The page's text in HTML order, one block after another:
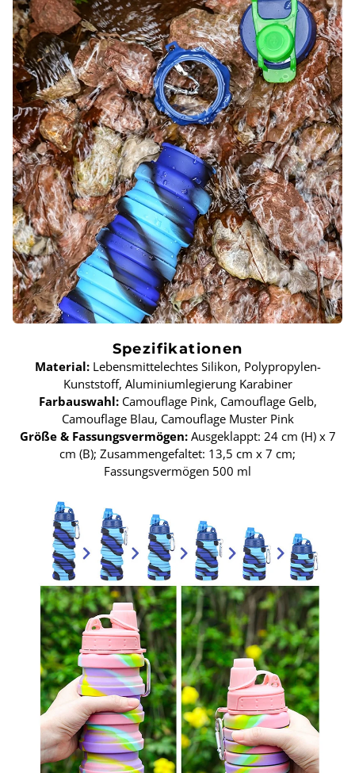
Spezifikationen
Material:Lebensmittelechtes Silikon, Polypropylen-
Kunststoff, Aluminiumlegierung Karabiner
Farbauswahl:Camouflage Pink, Camouflage Gelb,
Camouflage Blau, Camouflage Muster Pink
Größe & Fassungsvermögen:Ausgeklappt: 24 cm (H) x 7
cm (B); Zusammengefaltet: 13,5 cm x 7 cm;
Fassungsvermögen 500 ml